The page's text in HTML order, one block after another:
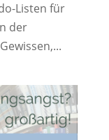
Listen für
der